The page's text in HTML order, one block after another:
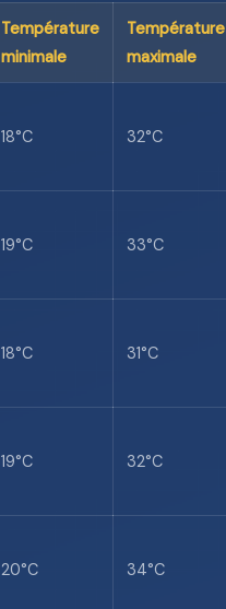
Température
minimale
Température
maximale
18°C 32°C
19°C 33°C
18°C 31°C
19°C 32°C
20°C 34°C